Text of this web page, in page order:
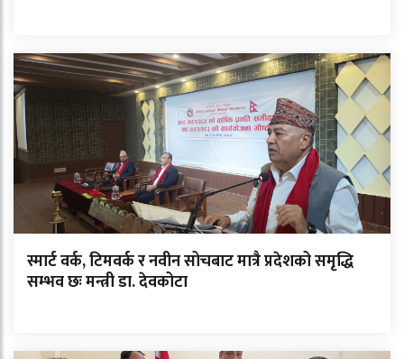
स्मार्ट वर्क, टिमवर्क र नवीन सोचबाट मात्रै प्रदेशको समृद्धि
सम्भव छः मन्त्री डा. देवकोटा